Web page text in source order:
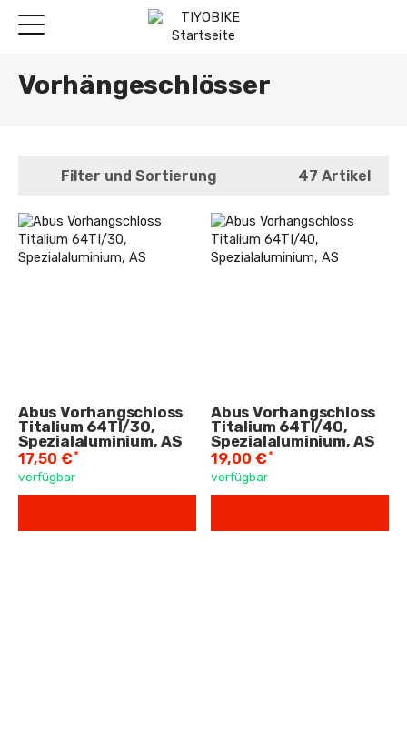
Vorhängeschlösser
Filter und Sortierung 47 Artikel
Abus Vorhangschloss
Titalium 64TI/30,
Spezialaluminium, AS
17,50 €*
verfügbar
Abus Vorhangschloss
Titalium 64TI/40,
Spezialaluminium, AS
19,00 €*
verfügbar